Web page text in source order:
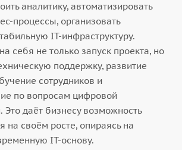
аналитику, автоматизировать
процессы, организовать
IT-инфраструктуру.
себя не только запуск проекта, но
поддержку, развитие
сотрудников и
по вопросам цифровой
даёт бизнесу возможность
на своём росте, опираясь на
IT-основу.